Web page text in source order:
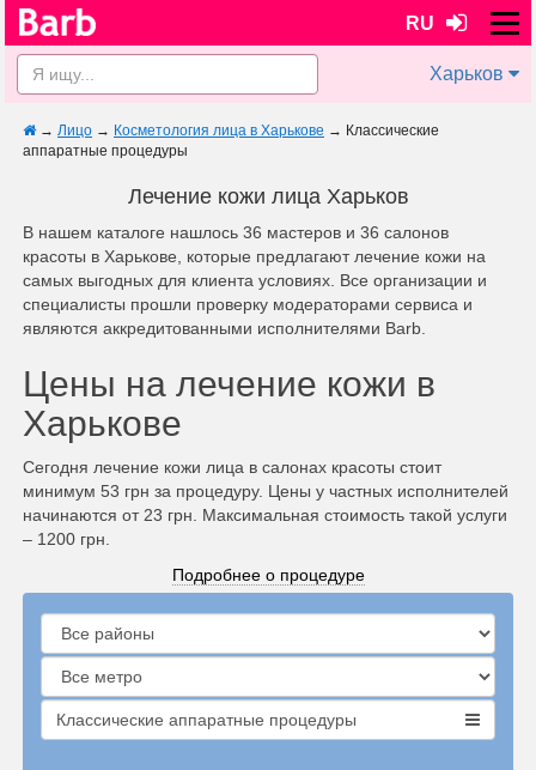
RU
Харьков
→ Лицо → Косметология лица в Харькове → Классические
аппаратные процедуры
Лечение кожи лица Харьков
В нашем каталоге нашлось 36 мастеров и 36 салонов
красоты в Харькове, которые предлагают лечение кожи на
самых выгодных для клиента условиях. Все организации и
специалисты прошли проверку модераторами сервиса и
являются аккредитованными исполнителями Barb.
Цены на лечение кожи в
Харькове
Сегодня лечение кожи лица в салонах красоты стоит
минимум 53 грн за процедуру. Цены у частных исполнителей
начинаются от 23 грн. Максимальная стоимость такой услуги
– 1200 грн.
Подробнее о процедуре
Классические аппаратные процедуры